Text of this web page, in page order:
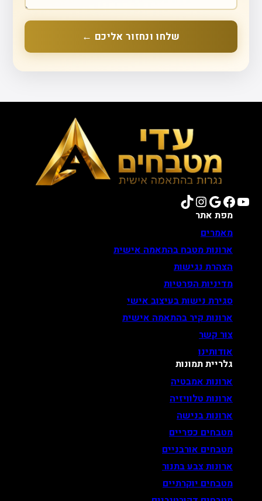
שלחו ונחזור אליכם ←
YouTube
Facebook
Google
Instagram
TikTok
מפת אתר
מאמרים
ארונות מטבח בהתאמה אישית
הצהרת נגישות
מדיניות הפרטיות
סגירת נישות בעיצוב אישי
ארונות קיר בהתאמה אישית
צור קשר
אודותינו
גלריית תמונות
ארונות אמבטיה
ארונות טלוויזיה
ארונות בנישה
מטבחים כפריים
מטבחים אורבניים
ארונות צבע בתנור
מטבחים יוקרתיים